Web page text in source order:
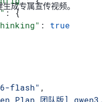
: {
: true
flash" ,
Plan 团队版]
成专属宣传视频。